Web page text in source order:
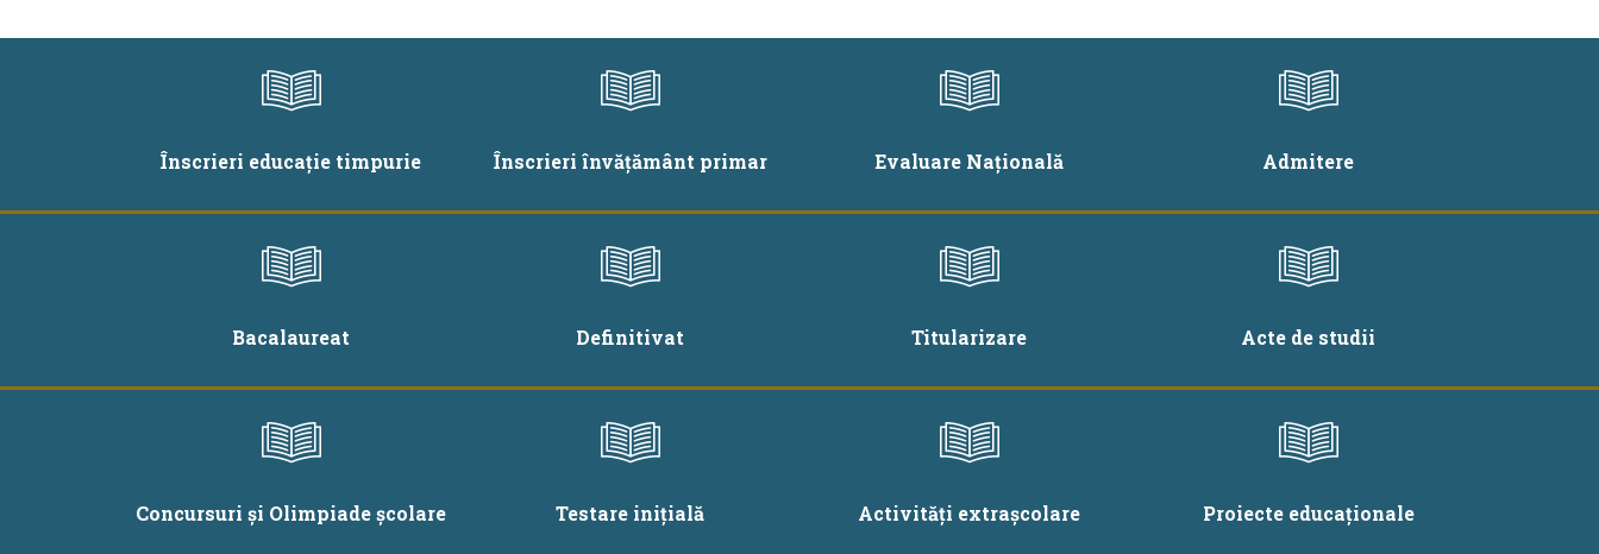
Înscrieri educație timpurie Înscrieri învățământ primar Evaluare Națională Admitere
Bacalaureat Definitivat Titularizare Acte de studii
Concursuri și Olimpiade școlare Testare inițială Activități extrașcolare Proiecte educaționale